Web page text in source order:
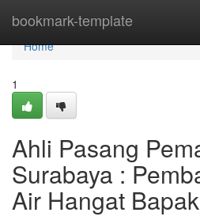
bookmark-template
Home
Home
1
Ahli Pasang
Surabaya :
Air Hangat Bapak